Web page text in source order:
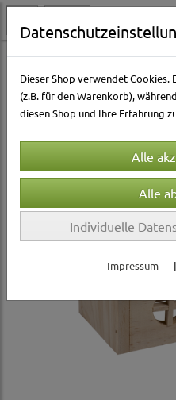
Kleintierwelt Ausstattung &
Dieser Shop verwendet Cookies.
(z.B. für den Warenkorb),
diesen Shop und Ihre Erfahrung
Individuelle
Impressum |